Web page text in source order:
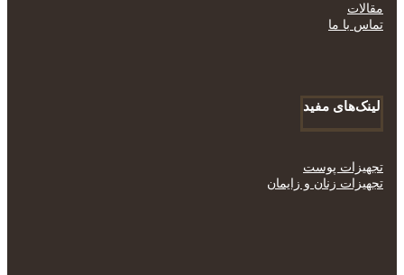
مقالات
تماس با ما
لینک‌های مفید
تجهیزات پوست
تجهیزات زنان و زایمان